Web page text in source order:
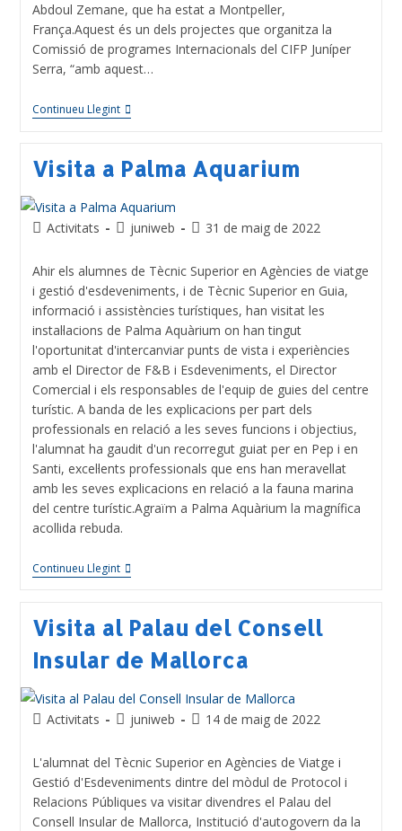
Abdoul Zemane, que ha estat a Montpeller,
França.Aquest és un dels projectes que organitza la
Comissió de programes Internacionals del CIFP Juníper
Serra, “amb aquest…
Continueu Llegint
Visita a Palma Aquarium
Activitats juniweb 31 de maig de 2022
Ahir els alumnes de Tècnic Superior en Agències de viatge
i gestió d'esdeveniments, i de Tècnic Superior en Guia,
informació i assistències turístiques, han visitat les
instal·lacions de Palma Aquàrium on han tingut
l'oportunitat d'intercanviar punts de vista i experiències
amb el Director de F&B i Esdeveniments, el Director
Comercial i els responsables de l'equip de guies del centre
turístic. A banda de les explicacions per part dels
professionals en relació a les seves funcions i objectius,
l'alumnat ha gaudit d'un recorregut guiat per en Pep i en
Santi, excel·lents professionals que ens han meravellat
amb les seves explicacions en relació a la fauna marina
del centre turístic.Agraïm a Palma Aquàrium la magnífica
acollida rebuda.
Continueu Llegint
Visita al Palau del Consell
Insular de Mallorca
Activitats juniweb 14 de maig de 2022
L'alumnat del Tècnic Superior en Agències de Viatge i
Gestió d'Esdeveniments dintre del mòdul de Protocol i
Relacions Públiques va visitar divendres el Palau del
Consell Insular de Mallorca, Institució d'autogovern da la